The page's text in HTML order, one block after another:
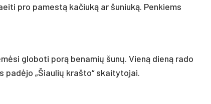
pro pamestą kačiuką ar šuniuką. Penkiems
globoti porą benamių šunų. Vieną dieną rado
padėjo „Šiaulių krašto“ skaitytojai.